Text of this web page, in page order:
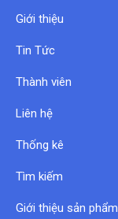
Giới thiệu
Tin Tức
Thành viên
Liên hệ
Thống kê
Tìm kiếm
Giới thiệu sản phẩm